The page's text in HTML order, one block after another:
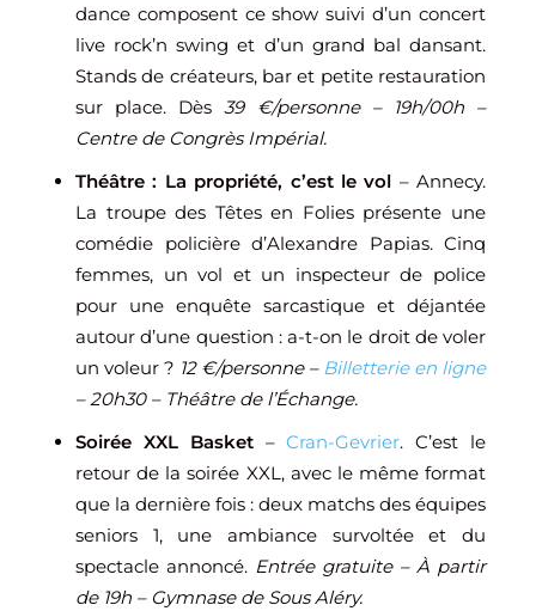
dance composent ce show suivi d’un concert
live rock’n swing et d’un grand bal dansant.
Stands de créateurs, bar et petite restauration
sur place. Dès 39 €/personne – 19h/00h –
Centre de Congrès Impérial.
Théâtre : La propriété, c’est le vol – Annecy.
La troupe des Têtes en Folies présente une
comédie policière d’Alexandre Papias. Cinq
femmes, un vol et un inspecteur de police
pour une enquête sarcastique et déjantée
autour d’une question : a-t-on le droit de voler
un voleur ? 12 €/personne – Billetterie en ligne
– 20h30 – Théâtre de l’Échange.
Soirée XXL Basket–Cran-Gevrier. C’est le
retour de la soirée XXL, avec le même format
que la dernière fois : deux matchs des équipes
seniors 1, une ambiance survoltée et du
spectacle annoncé. Entrée gratuite – À partir
de 19h – Gymnase de Sous Aléry.